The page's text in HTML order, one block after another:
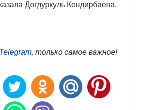
Догдуркуль Кендирбаева.
Telegram, только самое важное!